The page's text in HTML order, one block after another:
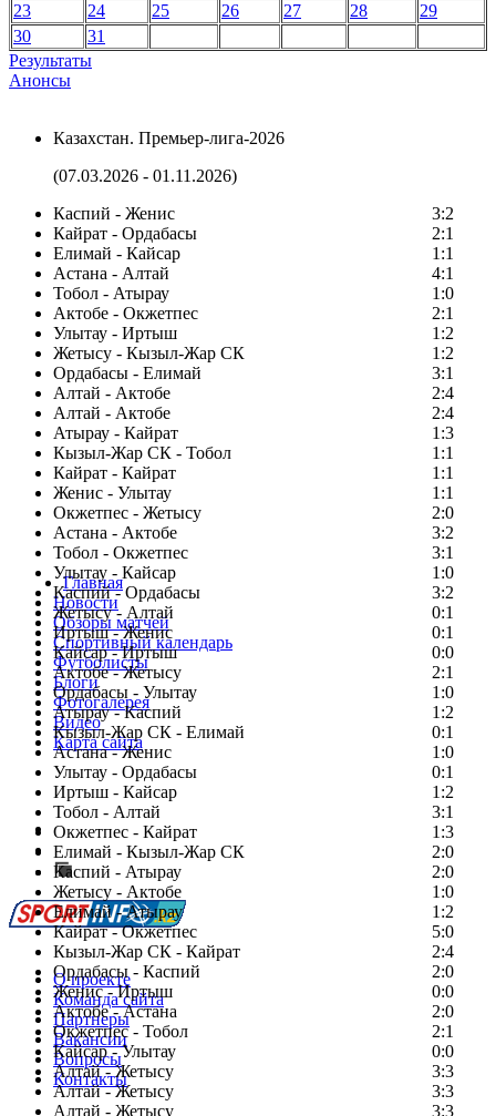
23
24 25 26 27 28
29
30
31
Результаты
Анонсы
Казахстан. Премьер-лига-2026
(07.03.2026 - 01.11.2026)
Каспий - Женис
3:2
Кайрат - Ордабасы
2:1
Елимай - Кайсар
1:1
Астана - Алтай
4:1
Тобол - Атырау
1:0
Актобе - Окжетпес
2:1
Улытау - Иртыш
1:2
Жетысу - Кызыл-Жар СК
1:2
Ордабасы - Елимай
3:1
Алтай - Актобе
2:4
Алтай - Актобе
2:4
Атырау - Кайрат
1:3
Кызыл-Жар СК - Тобол
1:1
Кайрат - Кайрат
1:1
Женис - Улытау
1:1
Окжетпес - Жетысу
2:0
Астана - Актобе
3:2
Тобол - Окжетпес
3:1
Улытау - Кайсар
1:0
Каспий - Ордабасы
3:2
Жетысу - Алтай
0:1
Иртыш - Женис
0:1
Кайсар - Иртыш
0:0
Актобе - Жетысу
2:1
Ордабасы - Улытау
1:0
Атырау - Каспий
1:2
Кызыл-Жар СК - Елимай
0:1
Астана - Женис
1:0
Улытау - Ордабасы
0:1
Иртыш - Кайсар
1:2
Тобол - Алтай
3:1
Окжетпес - Кайрат
1:3
Елимай - Кызыл-Жар СК
2:0
Каспий - Атырау
2:0
Жетысу - Актобе
1:0
Елимай - Атырау
1:2
Кайрат - Окжетпес
5:0
Кызыл-Жар СК - Кайрат
2:4
Ордабасы - Каспий
2:0
Женис - Иртыш
0:0
Актобе - Астана
2:0
Окжетпес - Тобол
2:1
Кайсар - Улытау
0:0
Алтай - Жетысу
3:3
Алтай - Жетысу
3:3
Алтай - Жетысу
3:3
Главная
Новости
Обзоры матчей
Спортивный календарь
Футболисты
Блоги
Фотогалерея
Видео
Карта сайта
Есть идея?
Сообщить о мероприятии
Перейти на старый сайт
О проекте
Команда сайта
Партнеры
Вакансии
Вопросы
Контакты